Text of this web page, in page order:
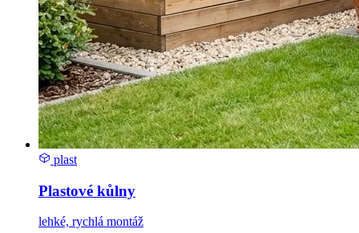
plast
Plastové kůlny
lehké, rychlá montáž